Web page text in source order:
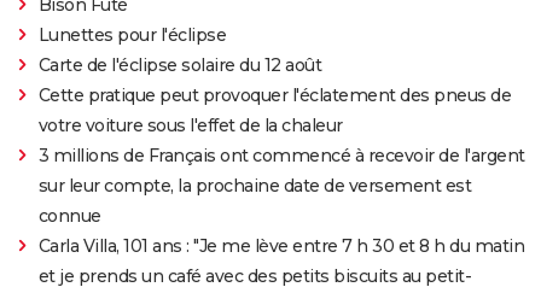
Bison Futé
Lunettes pour l'éclipse
Carte de l'éclipse solaire du 12 août
Cette pratique peut provoquer l'éclatement des pneus de
votre voiture sous l'effet de la chaleur
3 millions de Français ont commencé à recevoir de l'argent
sur leur compte, la prochaine date de versement est
connue
Carla Villa, 101 ans : "Je me lève entre 7 h 30 et 8 h du matin
et je prends un café avec des petits biscuits au petit-